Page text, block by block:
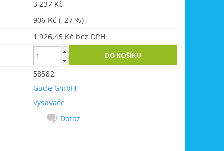
3 237 Kč
906 Kč (–27 %)
1 926,45 Kč bez DPH
58582
Güde GmbH
Vysavače
Dotaz